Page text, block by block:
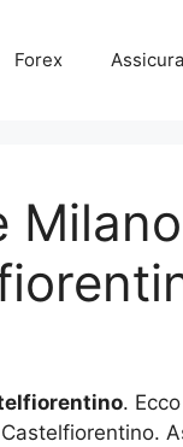
Forex
Milano
.